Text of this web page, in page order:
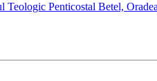
Teologic Penticostal Betel,